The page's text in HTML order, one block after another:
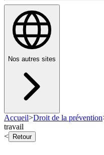
Nos autres sites
Accueil>Droit de la prévention
travail
<
Retour